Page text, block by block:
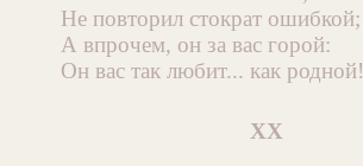
Не повторил стократ ошибкой;
А впрочем, он за вас горой:
Он вас так любит... как родной!
XX